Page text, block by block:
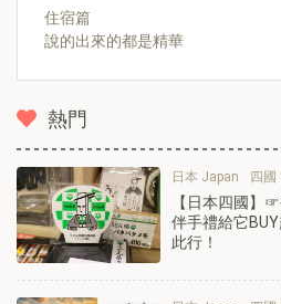
住宿篇
說的出來的都是精華
熱門
日本 Japan 四國
【日本四國】
伴手禮給它
此行！